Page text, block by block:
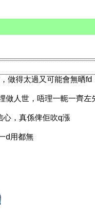
做得太過又可能會無晒fd
做人世，唔理一軛一齊左
心，真係俾佢吹q漲
d用都無